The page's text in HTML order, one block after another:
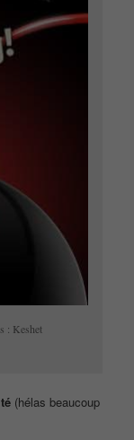
: Keshet
(hélas beaucoup